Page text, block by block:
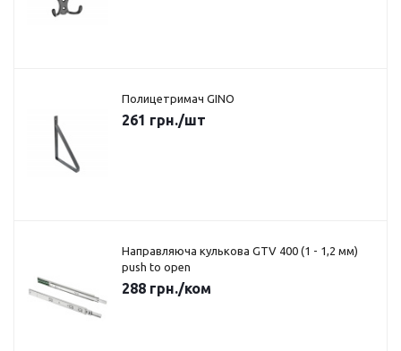
Полицетримач GINO
261 грн./шт
Направляюча кулькова GTV 400 (1 - 1,2 мм)
push to open
288 грн./ком